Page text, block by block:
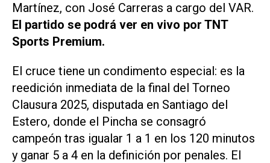
Martínez, con José Carreras a cargo del VAR.
El partido se podrá ver en vivo por TNT
Sports Premium.
El cruce tiene un condimento especial: es la
reedición inmediata de la final del Torneo
Clausura 2025, disputada en Santiago del
Estero, donde el Pincha se consagró
campeón tras igualar 1 a 1 en los 120 minutos
y ganar 5 a 4 en la definición por penales. El